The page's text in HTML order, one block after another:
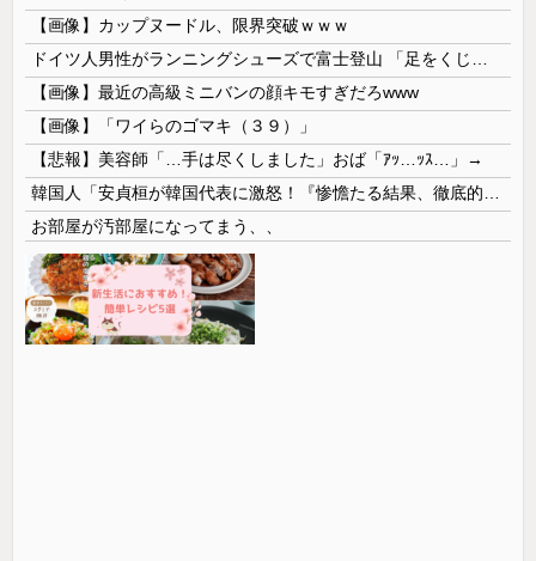
【画像】カップヌードル、限界突破ｗｗｗ
【画像】最近の高級ミニバンの顔キモすぎだろwww
【画像】「ワイらのゴマキ（３９）」
【悲報】美容師「…手は尽くしました」おば「ｱｯ…ｯｽ…」→
お部屋が汚部屋になってまう、、